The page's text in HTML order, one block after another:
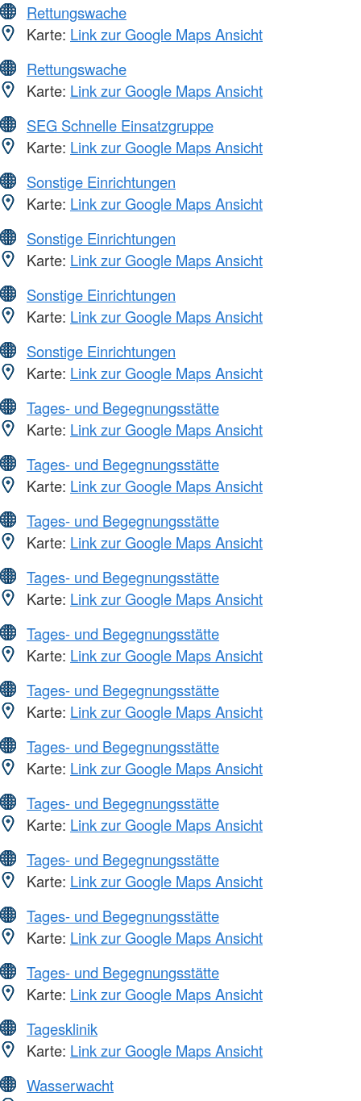
Rettungswache
Karte: Link zur Google Maps Ansicht
Rettungswache
Karte: Link zur Google Maps Ansicht
SEG Schnelle Einsatzgruppe
Karte: Link zur Google Maps Ansicht
Sonstige Einrichtungen
Karte: Link zur Google Maps Ansicht
Sonstige Einrichtungen
Karte: Link zur Google Maps Ansicht
Sonstige Einrichtungen
Karte: Link zur Google Maps Ansicht
Sonstige Einrichtungen
Karte: Link zur Google Maps Ansicht
Tages- und Begegnungsstätte
Karte: Link zur Google Maps Ansicht
Tages- und Begegnungsstätte
Karte: Link zur Google Maps Ansicht
Tages- und Begegnungsstätte
Karte: Link zur Google Maps Ansicht
Tages- und Begegnungsstätte
Karte: Link zur Google Maps Ansicht
Tages- und Begegnungsstätte
Karte: Link zur Google Maps Ansicht
Tages- und Begegnungsstätte
Karte: Link zur Google Maps Ansicht
Tages- und Begegnungsstätte
Karte: Link zur Google Maps Ansicht
Tages- und Begegnungsstätte
Karte: Link zur Google Maps Ansicht
Tages- und Begegnungsstätte
Karte: Link zur Google Maps Ansicht
Tages- und Begegnungsstätte
Karte: Link zur Google Maps Ansicht
Tages- und Begegnungsstätte
Karte: Link zur Google Maps Ansicht
Tagesklinik
Karte: Link zur Google Maps Ansicht
Wasserwacht